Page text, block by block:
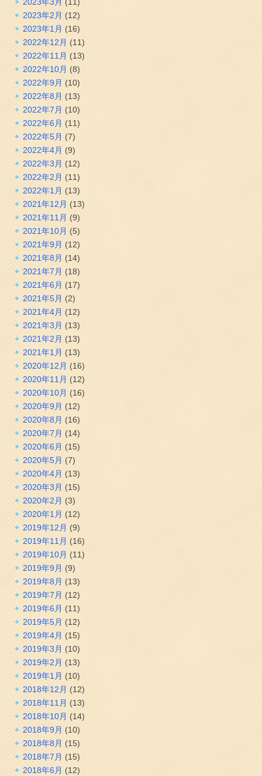
2023年2月 (12)
2023年1月 (16)
2022年12月 (11)
2022年11月 (13)
2022年10月 (8)
2022年9月 (10)
2022年8月 (13)
2022年7月 (10)
2022年6月 (11)
2022年5月 (7)
2022年4月 (9)
2022年3月 (12)
2022年2月 (11)
2022年1月 (13)
2021年12月 (13)
2021年11月 (9)
2021年10月 (5)
2021年9月 (12)
2021年8月 (14)
2021年7月 (18)
2021年6月 (17)
2021年5月 (2)
2021年4月 (12)
2021年3月 (13)
2021年2月 (13)
2021年1月 (13)
2020年12月 (16)
2020年11月 (12)
2020年10月 (16)
2020年9月 (12)
2020年8月 (16)
2020年7月 (14)
2020年6月 (15)
2020年5月 (7)
2020年4月 (13)
2020年3月 (15)
2020年2月 (3)
2020年1月 (12)
2019年12月 (9)
2019年11月 (16)
2019年10月 (11)
2019年9月 (9)
2019年8月 (13)
2019年7月 (12)
2019年6月 (11)
2019年5月 (12)
2019年4月 (15)
2019年3月 (10)
2019年2月 (13)
2019年1月 (10)
2018年12月 (12)
2018年11月 (13)
2018年10月 (14)
2018年9月 (10)
2018年8月 (15)
2018年7月 (15)
2018年6月 (12)